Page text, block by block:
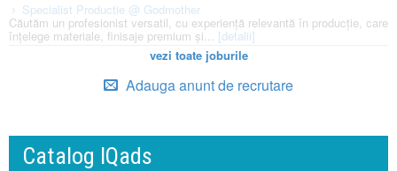
Specialist Productie @ Godmother
Căutăm un profesionist versatil, cu experiență relevantă în producție, care
înțelege materiale, finisaje premium și... [detalii]
vezi toate joburile
Adauga anunt de recrutare
Catalog IQads